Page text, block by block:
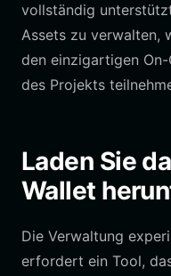
vollständig
Assets zu verwalten,
den einzigartigen
des Projekts
Laden Sie
Wallet
Die Verwaltung
erfordert ein Tool,